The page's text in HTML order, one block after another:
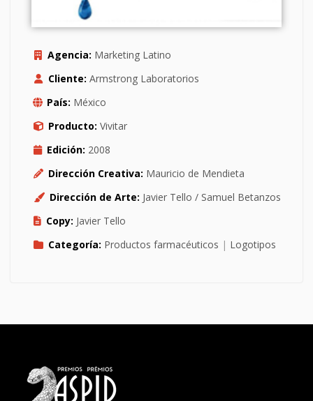
Agencia: Marketing Latino
Cliente: Armstrong Laboratorios
País: México
Producto: Vivitar
Edición: 2008
Dirección Creativa: Mauricio de Mendieta
Dirección de Arte: Javier Tello / Samuel Betanzos
Copy: Javier Tello
Categoría: Productos farmacéuticos | Logotipos